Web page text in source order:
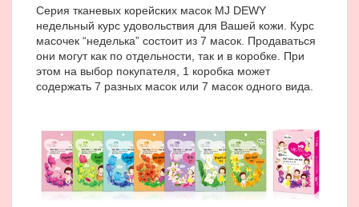
Серия тканевых корейских масок MJ DEWY
недельный курс удовольствия для Вашей кожи. Курс
масочек “неделька” состоит из 7 масок. Продаваться
они могут как по отдельности, так и в коробке. При
этом на выбор покупателя, 1 коробка может
содержать 7 разных масок или 7 масок одного вида.